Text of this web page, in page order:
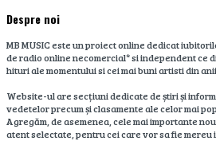
Despre noi
MB MUSIC este un proiect online dedicat
de radio online necomercial* si independent ce
hituri ale momentului si cei mai buni artisti din
Website-ul are secțiuni dedicate de știri și
vedetelor precum și clasamente ale celor mai
Agregăm, de asemenea, cele mai importante
atent selectate, pentru cei care vor sa fie mereu